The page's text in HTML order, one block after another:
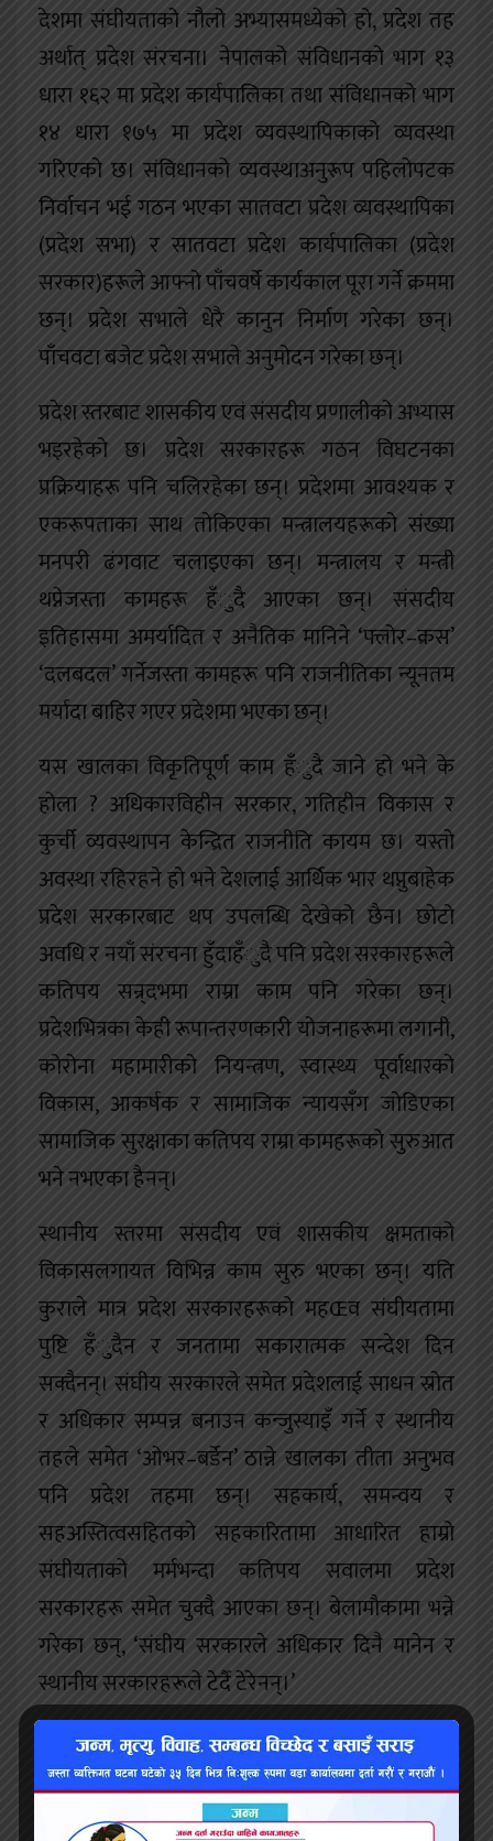
देशमा संघीयताको नौलो अभ्यासमध्येको हो, प्रदेश तह
अर्थात् प्रदेश संरचना। नेपालको संविधानको भाग १३
धारा १६२ मा प्रदेश कार्यपालिका तथा संविधानको भाग
१४ धारा १७५ मा प्रदेश व्यवस्थापिकाको व्यवस्था
गरिएको छ। संविधानको व्यवस्थाअनुरूप पहिलोपटक
निर्वाचन भई गठन भएका सातवटा प्रदेश व्यवस्थापिका
(प्रदेश सभा) र सातवटा प्रदेश कार्यपालिका (प्रदेश
सरकार)हरूले आफ्नो पाँचवर्षे कार्यकाल पूरा गर्ने क्रममा
छन्। प्रदेश सभाले धेरै कानुन निर्माण गरेका छन्।
पाँचवटा बजेट प्रदेश सभाले अनुमोदन गरेका छन्।
प्रदेश स्तरबाट शासकीय एवं संसदीय प्रणालीको अभ्यास
भइरहेको छ। प्रदेश सरकारहरू गठन विघटनका
प्रक्रियाहरू पनि चलिरहेका छन्। प्रदेशमा आवश्यक र
एकरूपताका साथ तोकिएका मन्त्रालयहरूको संख्या
मनपरी ढंगवाट चलाइएका छन्। मन्त्रालय र मन्त्री
थप्नेजस्ता कामहरू हँुदै आएका छन्। संसदीय
इतिहासमा अमर्यादित र अनैतिक मानिने ‘फ्लोर–क्रस’
‘दलबदल’ गर्नेजस्ता कामहरू पनि राजनीतिका न्यूनतम
मर्यादा बाहिर गएर प्रदेशमा भएका छन्।
यस खालका विकृतिपूर्ण काम हँुदै जाने हो भने के
होला ? अधिकारविहीन सरकार, गतिहीन विकास र
कुर्ची व्यवस्थापन केन्द्रित राजनीति कायम छ। यस्तो
अवस्था रहिरहने हो भने देशलाई आर्थिक भार थप्नुबाहेक
प्रदेश सरकारबाट थप उपलब्धि देखेको छैन। छोटो
अवधि र नयाँ संरचना हुँदाहँुदै पनि प्रदेश सरकारहरूले
कतिपय सन्र्दभमा राम्रा काम पनि गरेका छन्।
प्रदेशभित्रका केही रूपान्तरणकारी योजनाहरूमा लगानी,
कोरोना महामारीको नियन्त्रण, स्वास्थ्य पूर्वाधारको
विकास, आकर्षक र सामाजिक न्यायसँग जोडिएका
सामाजिक सुरक्षाका कतिपय राम्रा कामहरूको सुरुआत
भने नभएका हैनन्।
स्थानीय स्तरमा संसदीय एवं शासकीय क्षमताको
विकासलगायत विभिन्न काम सुरु भएका छन्। यति
कुराले मात्र प्रदेश सरकारहरूको महŒव संघीयतामा
पुष्टि हँुदैन र जनतामा सकारात्मक सन्देश दिन
सक्दैनन्। संघीय सरकारले समेत प्रदेशलाई साधन स्रोत
र अधिकार सम्पन्न बनाउन कन्जुस्याइँ गर्ने र स्थानीय
तहले समेत ‘ओभर–बर्डेन’ ठान्ने खालका तीता अनुभव
पनि प्रदेश तहमा छन्। सहकार्य, समन्वय र
सहअस्तित्वसहितको सहकारितामा आधारित हाम्रो
संघीयताको मर्मभन्दा कतिपय सवालमा प्रदेश
सरकारहरू समेत चुक्दै आएका छन्। बेलामौकामा भन्ने
गरेका छन्, ‘संघीय सरकारले अधिकार दिनै मानेन र
स्थानीय सरकारहरूले टेर्दै टेरेनन्।’
स्थानीय तह
संविधानसभाबाट संविधान बनेर संघीयता कार्यान्वयनमा
आएपछि ७ सय ५३ स्थानीय तहको व्यवस्था भयो।